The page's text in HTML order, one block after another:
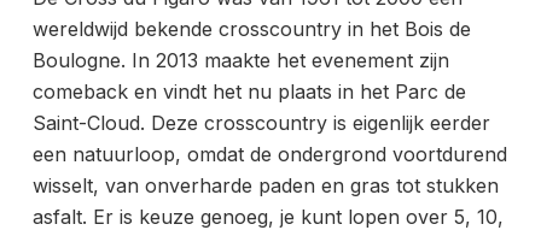
wereldwijd bekende crosscountry in het Bois de
Boulogne. In 2013 maakte het evenement zijn
comeback en vindt het nu plaats in het Parc de
Saint-Cloud. Deze crosscountry is eigenlijk eerder
een natuurloop, omdat de ondergrond voortdurend
wisselt, van onverharde paden en gras tot stukken
asfalt. Er is keuze genoeg, je kunt lopen over 5, 10,